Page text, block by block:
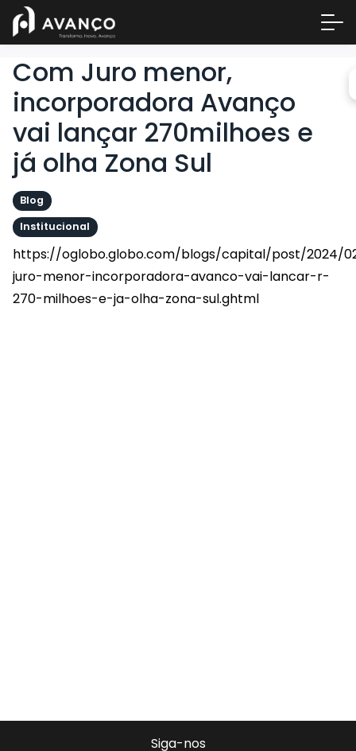
A
Com Juro menor,
incorporadora Avanço
vai lançar 270milhoes e
já olha Zona Sul
Blog
Institucional
https://oglobo.globo.com/blogs/capital/post/2024/
juro-menor-incorporadora-avanco-vai-lancar-r-
270-milhoes-e-ja-olha-zona-sul.ghtml
Siga-nos